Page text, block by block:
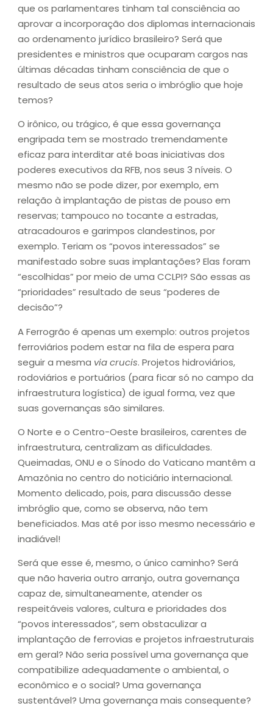
que os parlamentares tinham tal consciência ao
aprovar a incorporação dos diplomas internacionais
ao ordenamento jurídico brasileiro? Será que
presidentes e ministros que ocuparam cargos nas
últimas décadas tinham consciência de que o
resultado de seus atos seria o imbróglio que hoje
temos?
O irônico, ou trágico, é que essa governança
engripada tem se mostrado tremendamente
eficaz para interditar até boas iniciativas dos
poderes executivos da RFB, nos seus 3 níveis. O
mesmo não se pode dizer, por exemplo, em
relação à implantação de pistas de pouso em
reservas; tampouco no tocante a estradas,
atracadouros e garimpos clandestinos, por
exemplo. Teriam os “povos interessados” se
manifestado sobre suas implantações? Elas foram
“escolhidas” por meio de uma CCLPI? São essas as
“prioridades” resultado de seus “poderes de
decisão”?
A Ferrogrão é apenas um exemplo: outros projetos
ferroviários podem estar na fila de espera para
seguir a mesma via crucis. Projetos hidroviários,
rodoviários e portuários (para ficar só no campo da
infraestrutura logística) de igual forma, vez que
suas governanças são similares.
O Norte e o Centro-Oeste brasileiros, carentes de
infraestrutura, centralizam as dificuldades.
Queimadas, ONU e o Sínodo do Vaticano mantêm a
Amazônia no centro do noticiário internacional.
Momento delicado, pois, para discussão desse
imbróglio que, como se observa, não tem
beneficiados. Mas até por isso mesmo necessário e
inadiável!
Será que esse é, mesmo, o único caminho? Será
que não haveria outro arranjo, outra governança
capaz de, simultaneamente, atender os
respeitáveis valores, cultura e prioridades dos
“povos interessados”, sem obstaculizar a
implantação de ferrovias e projetos infraestruturais
em geral? Não seria possível uma governança que
compatibilize adequadamente o ambiental, o
econômico e o social? Uma governança
sustentável? Uma governança mais consequente?